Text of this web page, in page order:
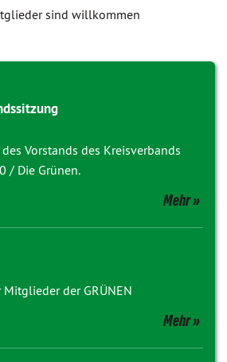
sind willkommen
Vorstands des Kreisverbands
/ Die Grünen.
Mehr
der GRÜNEN
Mehr